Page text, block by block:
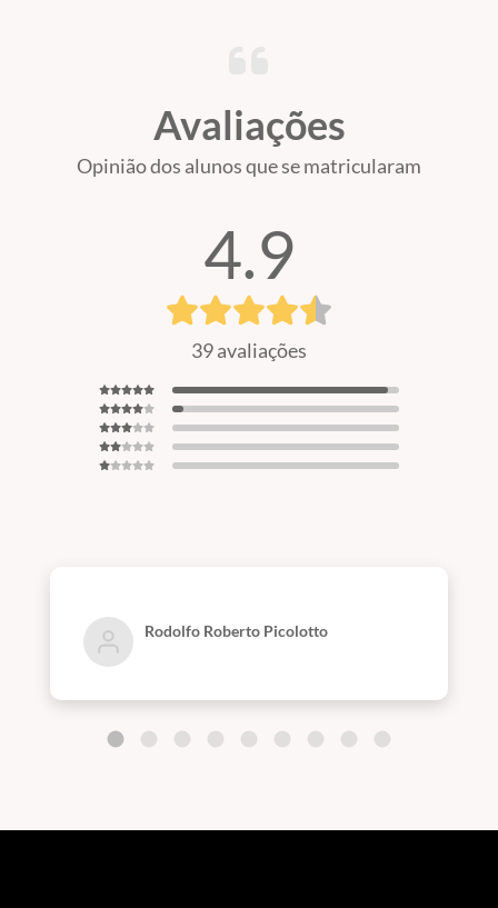
Avaliações
Opinião dos alunos que se matricularam
4.9
39 avaliações
Rodolfo Roberto Picolotto